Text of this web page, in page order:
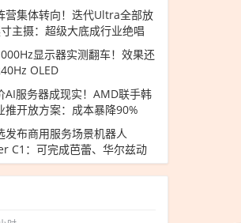
营集体转向！迭代Ultra全部放
主摄：超级大底成行业绝唱
显示器实测翻车！效果还
OLED
AI服务器成现实！AMD联手韩
推开放方案：成本暴降90%
发布商用服务场景机器人
C1：可完成芭蕾、华尔兹动